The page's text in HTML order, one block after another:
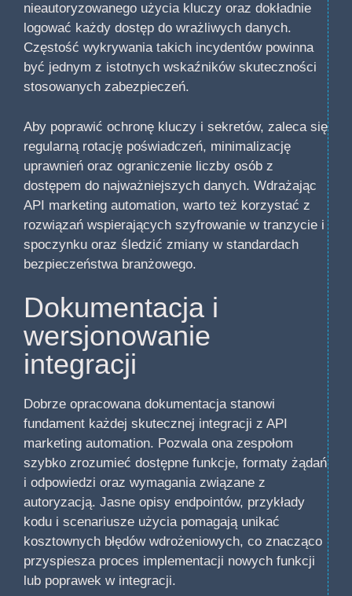
nieautoryzowanego użycia kluczy oraz dokładnie
logować każdy dostęp do wrażliwych danych.
Częstość wykrywania takich incydentów powinna
być jednym z istotnych wskaźników skuteczności
stosowanych zabezpieczeń.
Aby poprawić ochronę kluczy i sekretów, zaleca się
regularną rotację poświadczeń, minimalizację
uprawnień oraz ograniczenie liczby osób z
dostępem do najważniejszych danych. Wdrażając
API marketing automation, warto też korzystać z
rozwiązań wspierających szyfrowanie w tranzycie i
spoczynku oraz śledzić zmiany w standardach
bezpieczeństwa branżowego.
Dokumentacja i
wersjonowanie
integracji
Dobrze opracowana dokumentacja stanowi
fundament każdej skutecznej integracji z API
marketing automation. Pozwala ona zespołom
szybko zrozumieć dostępne funkcje, formaty żądań
i odpowiedzi oraz wymagania związane z
autoryzacją. Jasne opisy endpointów, przykłady
kodu i scenariusze użycia pomagają unikać
kosztownych błędów wdrożeniowych, co znacząco
przyspiesza proces implementacji nowych funkcji
lub poprawek w integracji.